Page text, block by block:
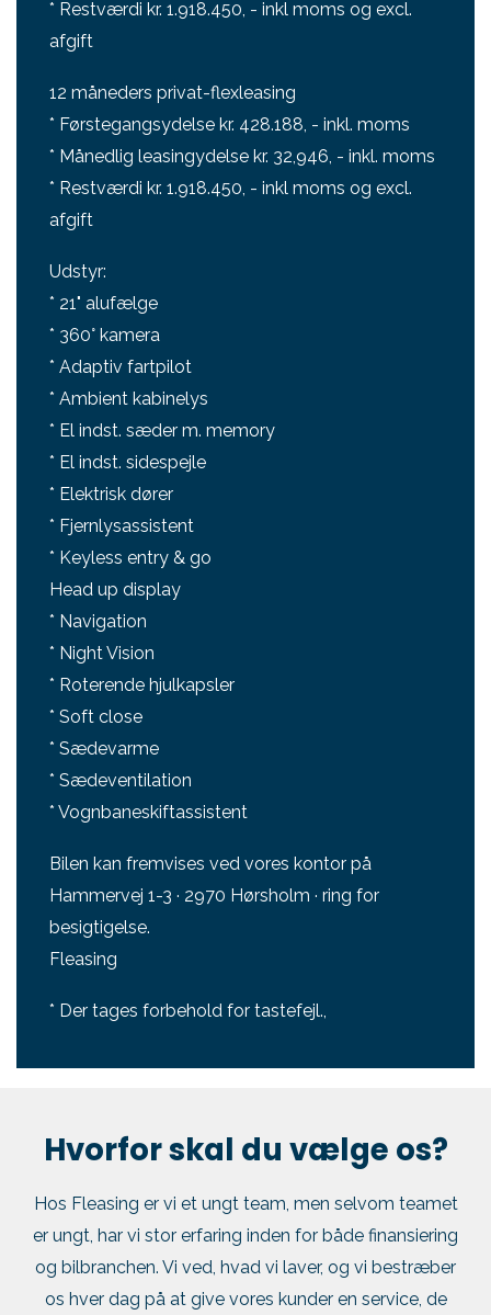
* Restværdi kr. 1.918.450, - inkl moms og excl.
afgift
12 måneders privat-flexleasing
* Førstegangsydelse kr. 428.188, - inkl. moms
* Månedlig leasingydelse kr. 32,946, - inkl. moms
* Restværdi kr. 1.918.450, - inkl moms og excl.
afgift
Udstyr:
* 21" alufælge
* 360° kamera
* Adaptiv fartpilot
* Ambient kabinelys
* El indst. sæder m. memory
* El indst. sidespejle
* Elektrisk dører
* Fjernlysassistent
* Keyless entry & go
Head up display
* Navigation
* Night Vision
* Roterende hjulkapsler
* Soft close
* Sædevarme
* Sædeventilation
* Vognbaneskiftassistent
Bilen kan fremvises ved vores kontor på
Hammervej 1-3 · 2970 Hørsholm · ring for
besigtigelse.
Fleasing
* Der tages forbehold for tastefejl.,
Hvorfor skal du vælge os?
Hos Fleasing er vi et ungt team, men selvom teamet
er ungt, har vi stor erfaring inden for både finansiering
og bilbranchen. Vi ved, hvad vi laver, og vi bestræber
os hver dag på at give vores kunder en service, de